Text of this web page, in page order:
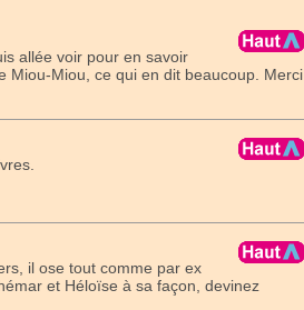
allée voir pour en savoir
Miou-Miou, ce qui en dit beaucoup. Merci
il ose tout comme par ex
et Héloïse à sa façon, devinez